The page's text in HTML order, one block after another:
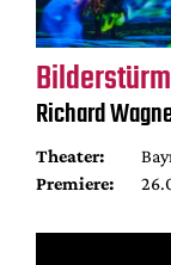
Richard
Theater:
Premiere: